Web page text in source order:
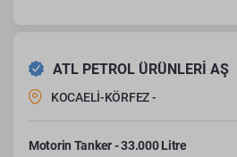
ATL PETROL ÜRÜNLERİ AŞ
KOCAELİ-KÖRFEZ -
Motorin Tanker - 33.000 Litre